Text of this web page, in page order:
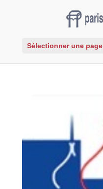
Sélectionner une page